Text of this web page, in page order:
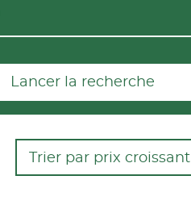
Lancer la recherche
Trier par prix croissant